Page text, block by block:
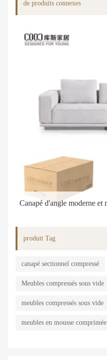
de produits connexes
produit Tag
canapé sectionnel compressé
Meubles compressés sous vide
meubles compressés sous vide
meubles en mousse comprimée